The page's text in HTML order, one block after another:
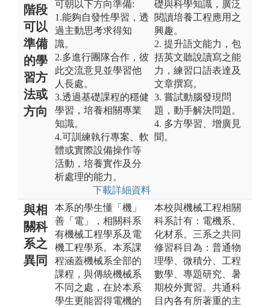
階段
可以
準備
的學
習方
法或
方向
可朝以下方向準備:
1.能夠自發性學習，透
過主動思考求得知
識。
2.多進行團隊合作，彼
此交流意見並學習他
人長處。
3.透過基礎課程的穩健
學習，培養相關專業
知識。
4.可訓練執行專案、軟
體或實際設備操作等
活動，培養實作及分
析處理的能力。
下載詳細資料
礎與科學知識，廣泛
閱讀培養工程應用之
興趣。
2. 提升語文能力，包
括英文聽說讀寫之能
力，練習口語表達及
文章撰寫。
3. 嘗試動腦發現問
題，動手解決問題。
4. 多方學習、增廣見
聞。
與相
關科
系之
異同
本系的學生懂「機」
善「電」，相關科系
有機械工程學系及電
機工程學系。本系課
程涵蓋機械系全部的
課程，與傳統機械系
不同之處，在於本系
學生更能習得電機的
本校與機械工程相關
科系計有：電機系、
化材系。三系之共同
修習科目為：普通物
理學、微積分、工程
數學、專題研究、暑
期校外實習。共通科
目內各有所著重的主